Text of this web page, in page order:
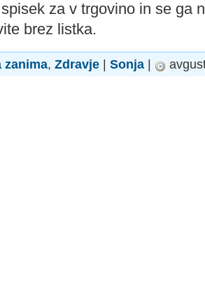
za v trgovino in se ga
brez listka.
zanima, Zdravje Sonja